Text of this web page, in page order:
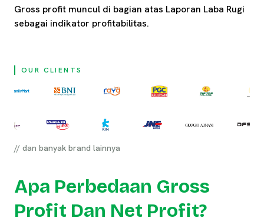
Gross profit muncul di bagian atas Laporan Laba Rugi
sebagai indikator profitabilitas.
OUR CLIENTS
// dan banyak brand lainnya
Apa Perbedaan Gross
Profit Dan Net Profit?